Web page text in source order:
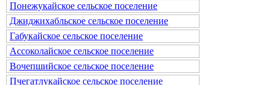
Понежукайское сельское поселение
Джиджихабльское сельское поселение
Габукайское сельское поселение
Ассоколайское сельское поселение
Вочепшийское сельское поселение
Пчегатлукайское сельское поселение